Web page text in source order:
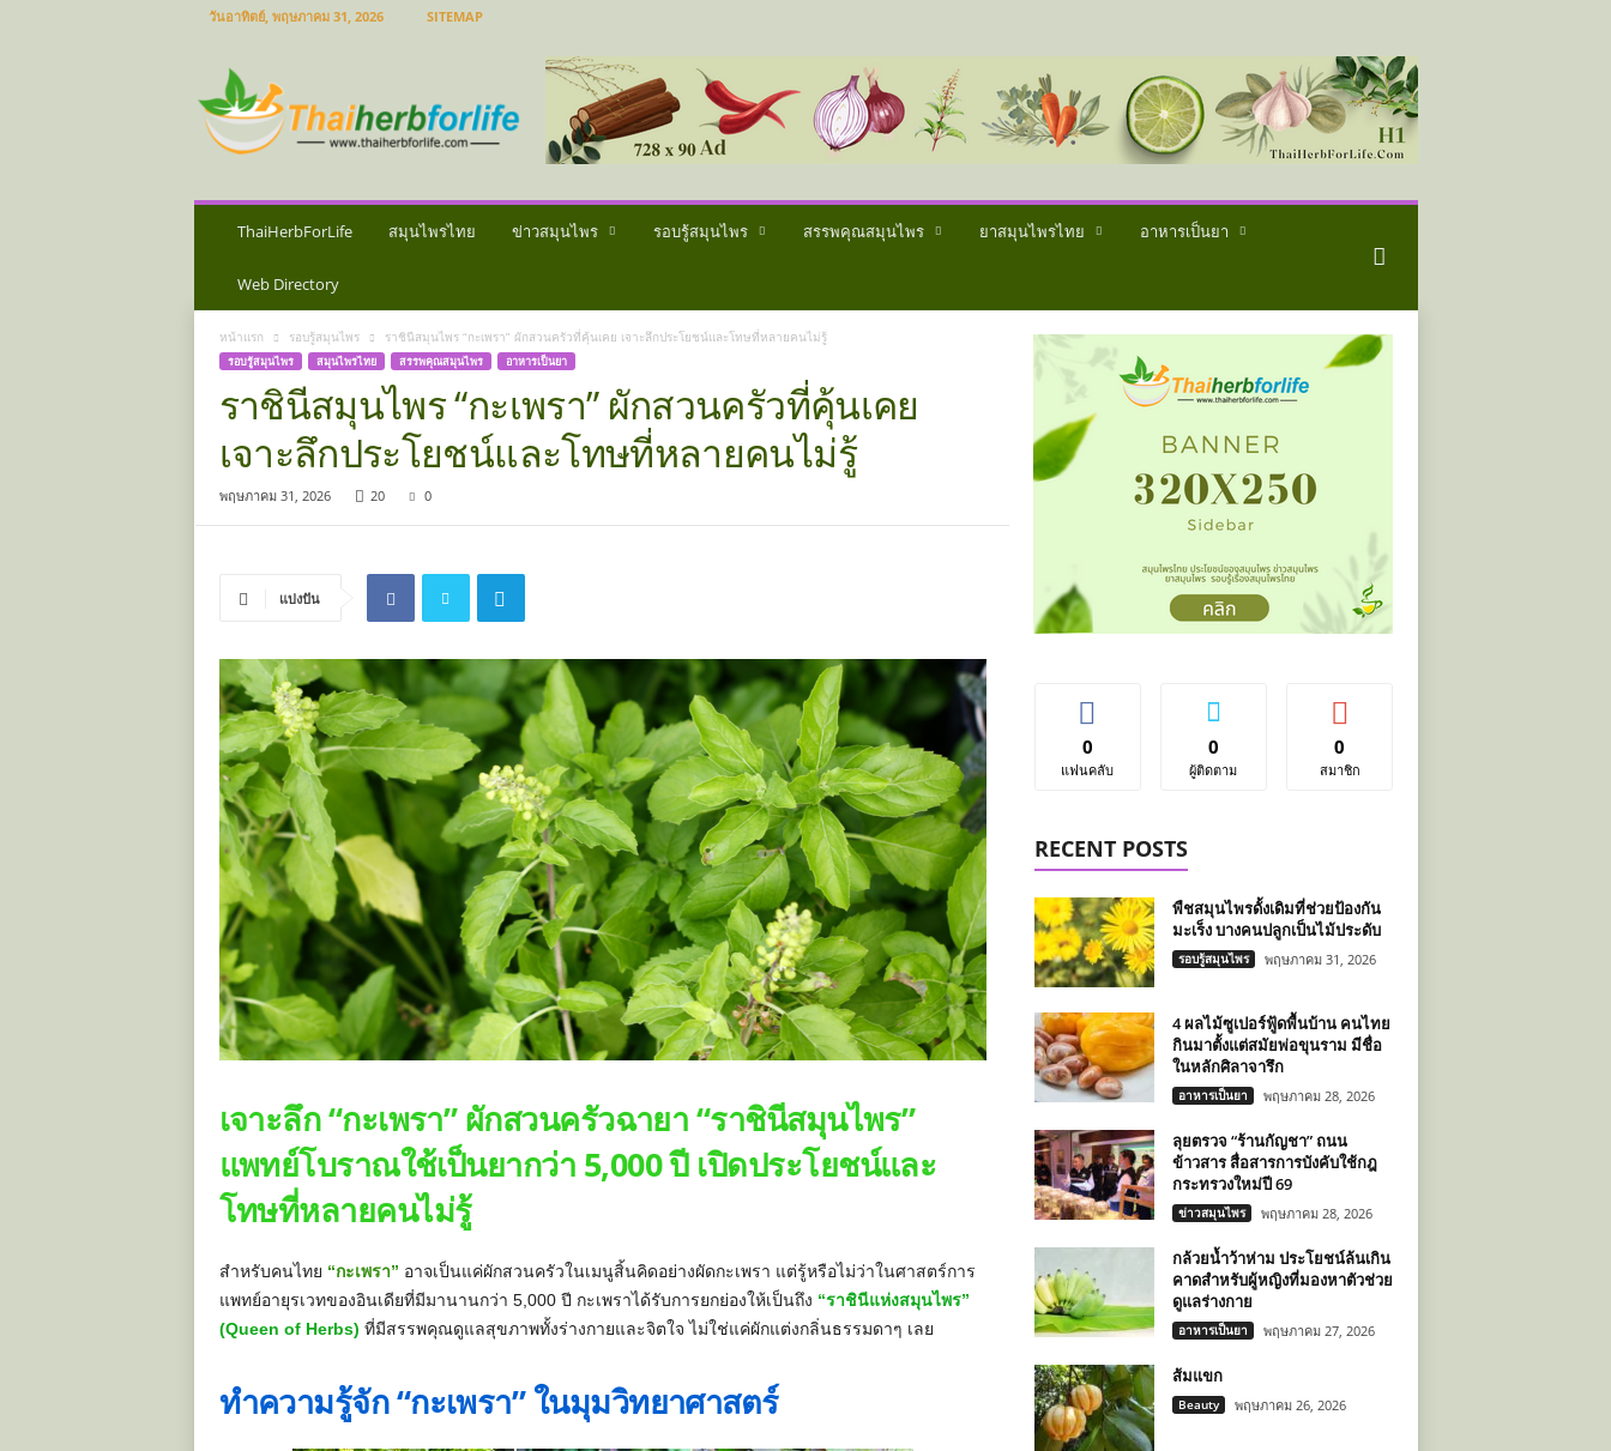
วันอาทิตย์, พฤษภาคม 31, 2026 SITEMAP
น
ไ
ร
ThaiHerbForLife สมุนไพรไทย ข่าวสมุนไพร รอบรู้สมุนไพร สรรพคุณสมุนไพร ยาสมุนไพรไทย อาหารเป็นยา
Web Directory
หน้าแรก รอบรู้สมุนไพร ราชินีสมุนไพร “กะเพรา” ผักสวนครัวที่คุ้นเคย เจาะลึกประโยชน์และโทษที่หลายคนไม่รู้
รอบรู้สมุนไพร สมุนไพรไทย สรรพคุณสมุนไพร อาหารเป็นยา
ราชินีสมุนไพร “กะเพรา” ผักสวนครัวที่คุ้นเคย
เจาะลึกประโยชน์และโทษที่หลายคนไม่รู้
พฤษภาคม 31, 2026 20 0
แบ่งปัน
เจาะลึก “กะเพรา” ผักสวนครัวฉายา “ราชินีสมุนไพร”
แพทย์โบราณใช้เป็นยากว่า 5,000 ปี เปิดประโยชน์และ
โทษที่หลายคนไม่รู้
สำหรับคนไทย “กะเพรา” อาจเป็นแค่ผักสวนครัวในเมนูสิ้นคิดอย่างผัดกะเพรา แต่รู้หรือไม่ว่าในศาสตร์การ
แพทย์อายุรเวทของอินเดียที่มีมานานกว่า 5,000 ปี กะเพราได้รับการยกย่องให้เป็นถึง “ราชินีแห่งสมุนไพร”
(Queen of Herbs) ที่มีสรรพคุณดูแลสุขภาพทั้งร่างกายและจิตใจ ไม่ใช่แค่ผักแต่งกลิ่นธรรมดาๆ เลย
ทำความรู้จัก “กะเพรา” ในมุมวิทยาศาสตร์
0
แฟนคลับ
0
ผู้ติดตาม
0
สมาชิก
RECENT POSTS
พืชสมุนไพรดั้งเดิมที่ช่วยป้องกัน
มะเร็ง บางคนปลูกเป็นไม้ประดับ
รอบรู้สมุนไพร พฤษภาคม 31, 2026
4 ผลไม้ซูเปอร์ฟู้ดพื้นบ้าน คนไทย
กินมาตั้งแต่สมัยพ่อขุนราม มีชื่อ
ในหลักศิลาจารึก
อาหารเป็นยา พฤษภาคม 28, 2026
ลุยตรวจ “ร้านกัญชา” ถนน
ข้าวสาร สื่อสารการบังคับใช้กฎ
กระทรวงใหม่ปี 69
ข่าวสมุนไพร พฤษภาคม 28, 2026
กล้วยน้ำว้าห่าม ประโยชน์ล้นเกิน
คาดสำหรับผู้หญิงที่มองหาตัวช่วย
ดูแลร่างกาย
อาหารเป็นยา พฤษภาคม 27, 2026
ส้มแขก
Beauty พฤษภาคม 26, 2026